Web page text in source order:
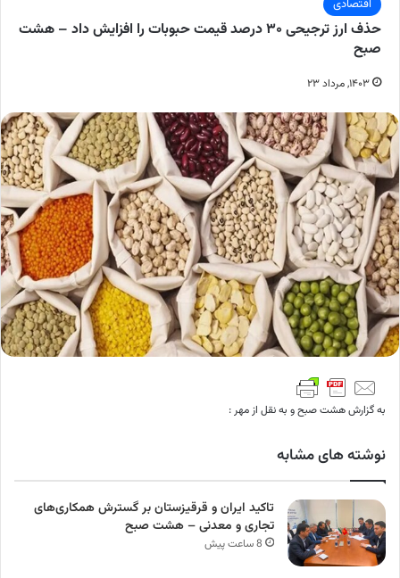
اقتصادی
حذف ارز ترجیحی ۳۰ درصد قیمت حبوبات را افزایش داد – هشت
صبح
۱۴۰۳, مرداد ۲۳
به گزارش هشت صبح و به نقل از مهر :
نوشته های مشابه
تاکید ایران و قرقیزستان بر گسترش همکاری‌های
تجاری و معدنی – هشت صبح
8 ساعت پیش